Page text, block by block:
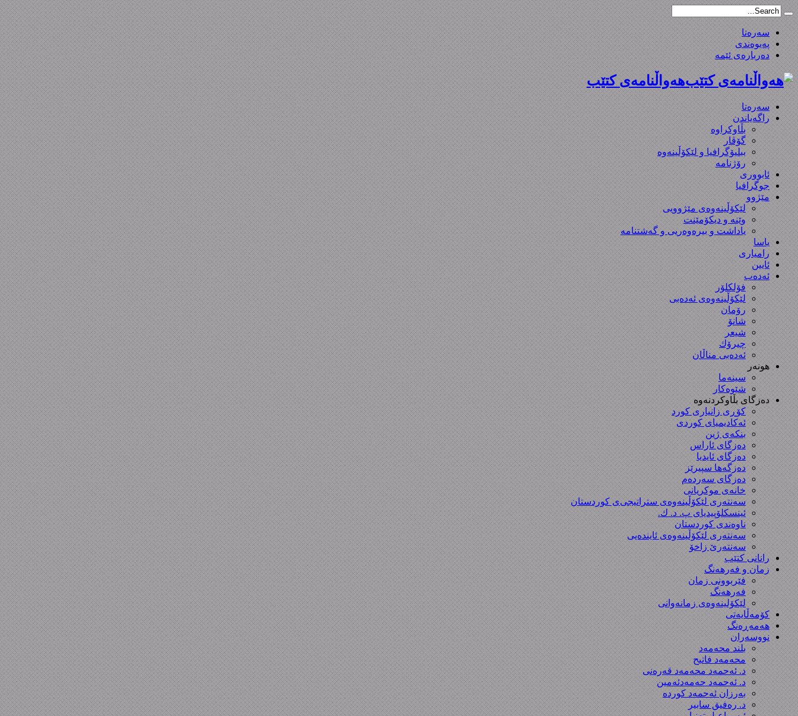
سەرەتا
پەیوەندی
دەربارەی ئێمە
هەواڵنامەی کتێب
سەرەتا
راگەیاندن
بڵاوکراوە
گۆڤار
ببلیۆگرافیا و لێکۆڵینەوە
رۆژنامە
ئابووری
جوگرافیا
مێژوو
لێکۆڵینەوەی مێژوویی
وێنە و دیکۆمێنت
یاداشت و بیره‌وه‌ریی و گەشتنامە
یاسا
رامیاری
ئایین
ئەدەب
فۆلکلۆر
لێکۆڵینەوەی ئەدەبی
رۆمان
شانۆ
شیعر
چیرۆك
ئەدەبی مناڵان
هونەر
سینەما
شێوەکار
دەزگای بڵاوکردنەوە
کۆڕی زانیاری کورد
ئەکادیمیای کوردی
بنکەی ژین
دەزگای ئاراس
دەزگای ئایدیا
دەزگەها سپیرێز
دەزگای سەردەم
خانەی موکریانی
سەنتەری لێكۆڵینەوەی ستراتیجی‌ی كوردستان
ئینسکلۆپیدیای پ. د. ك.
ناوەندی کوردستان
سەنتەری لێکۆڵینەوەى ئایندەیی
سەنتەرێ زاخۆ
رانانی کتێب
زمان و فەرهەنگ
فێربوونی زمان
فەرهەنگ
لێکۆلینەوەی زمانەوانی
کۆمەڵایەتی
هەمەڕەنگ
نووسەران
بلند محەمەد
محەمەد فاتیح
د. ئەحمەد محەمەد قەرەنی
د. ئەحمەد حەمەدئەمین
بەرزان ئەحمەد کورده
د. رەفیق سابیر